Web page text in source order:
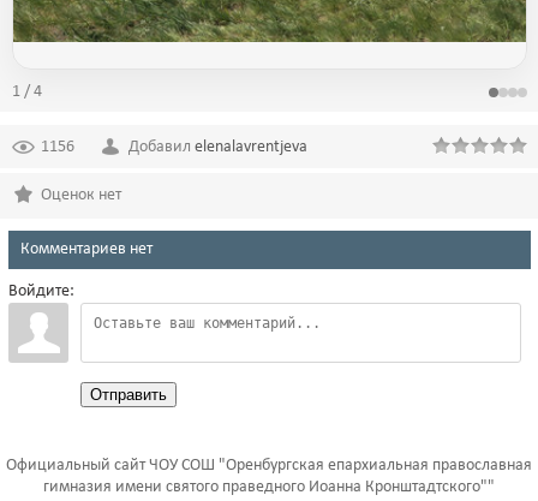
1 / 4
1156 Добавил elenalavrentjeva
Оценок нет
Комментариев нет
Войдите:
Отправить
Официальный сайт ЧОУ СОШ "Оренбургская епархиальная православная
гимназия имени святого праведного Иоанна Кронштадтского""